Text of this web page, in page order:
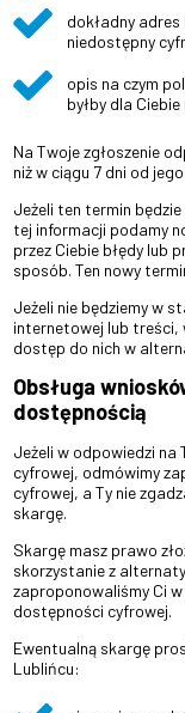
dokładny
niedostępny
opis na czym
byłby dla
Na Twoje zgłoszenie
niż w ciągu 7 dni od
Jeżeli ten termin
tej informacji podamy
przez Ciebie błędy lub
sposób. Ten nowy
Jeżeli nie będziemy w
internetowej lub treści,
dostęp do nich w
Obsługa
dostępnością
Jeżeli w odpowiedzi na
cyfrowej, odmówimy
cyfrowej, a Ty nie
skargę.
Skargę masz prawo
skorzystanie z
zaproponowaliśmy Ci
dostępności cyfrowej.
Ewentualną skargę
Lublińcu: